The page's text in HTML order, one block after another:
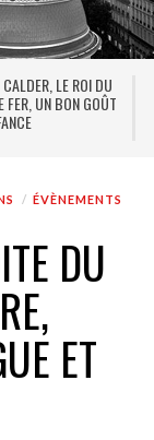
UN
FORME DE
14
ÉVÈNEMENTS
DU
ET